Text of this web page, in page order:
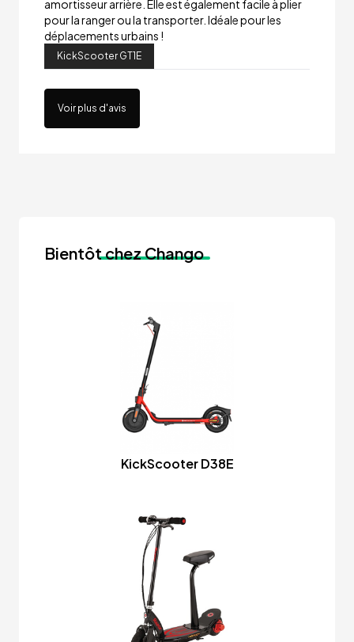
amortisseur arrière. Elle est également facile à plier
pour la ranger ou la transporter. Idéale pour les
déplacements urbains !
KickScooter GT1E
Voir plus d'avis
Bientôtchez Chango
KickScooter D38E